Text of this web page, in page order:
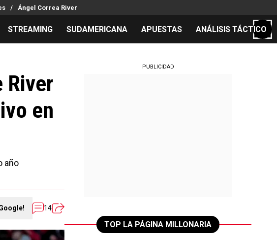
Ángel Correa River
Noticias
Guías
Pronósticos
STREAMING SUDAMERICANA APUESTAS ANÁLISIS TÁCTICO
River
en
año
14
PUBLICIDAD
TOP LA PÁGINA MILLONARIA